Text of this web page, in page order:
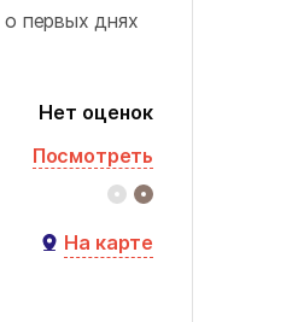
первых днях
Нет оценок
Посмотреть
На карте